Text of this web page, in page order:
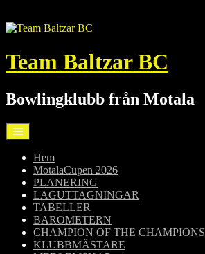
till
Team Baltzar BC
Bowlingklubb från Motala
Hem
MotalaCupen 2026
PLANERING
LAGUTTAGNINGAR
TABELLER
BAROMETERN
CHAMPION OF THE CHAMPIONS
KLUBBMÄSTARE